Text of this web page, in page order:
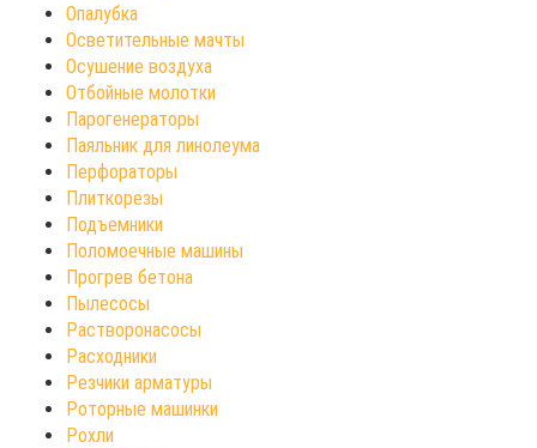
Опалубка
Осветительные мачты
Осушение воздуха
Отбойные молотки
Парогенераторы
Паяльник для линолеума
Перфораторы
Плиткорезы
Подъемники
Поломоечные машины
Прогрев бетона
Пылесосы
Растворонасосы
Расходники
Резчики арматуры
Роторные машинки
Рохли